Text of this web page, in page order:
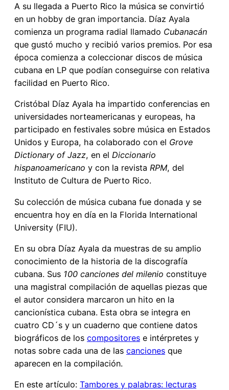
A su llegada a Puerto Rico la música se convirtió
en un hobby de gran importancia. Díaz Ayala
comienza un programa radial llamado Cubanacán
que gustó mucho y recibió varios premios. Por esa
época comienza a coleccionar discos de música
cubana en LP que podían conseguirse con relativa
facilidad en Puerto Rico.
Cristóbal Díaz Ayala ha impartido conferencias en
universidades norteamericanas y europeas, ha
participado en festivales sobre música en Estados
Unidos y Europa, ha colaborado con el Grove
Dictionary of Jazz, en el Diccionario
hispanoamericano y con la revista RPM, del
Instituto de Cultura de Puerto Rico.
Su colección de música cubana fue donada y se
encuentra hoy en día en la Florida International
University (FIU).
En su obra Díaz Ayala da muestras de su amplio
conocimiento de la historia de la discografía
cubana. Sus 100 canciones del milenio constituye
una magistral compilación de aquellas piezas que
el autor considera marcaron un hito en la
cancionística cubana. Esta obra se integra en
cuatro CD´s y un cuaderno que contiene datos
biográficos de los compositores e intérpretes y
notas sobre cada una de las canciones que
aparecen en la compilación.
En este artículo: Tambores y palabras: lecturas